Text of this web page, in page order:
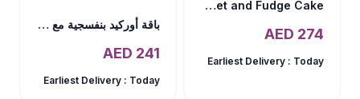
Mix Presentation Bouquet and Fudge Cake
274
Earliest Delivery : Today
باقة أوركيد بنفسجية مع كيك ماربل
241
Earliest Delivery : Today